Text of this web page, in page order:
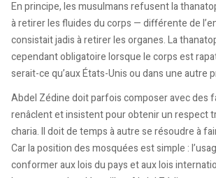
En principe, les musulmans refusent la
à retirer les fluides du corps — différente de
consistait jadis à retirer les organes. La
cependant obligatoire lorsque le corps est
serait-ce qu’aux États-Unis ou dans une autre
Abdel Zédine doit parfois composer avec des
renâclent et insistent pour obtenir un respect
charia. Il doit de temps à autre se résoudre à
Car la position des mosquées est simple :
conformer aux lois du pays et aux lois